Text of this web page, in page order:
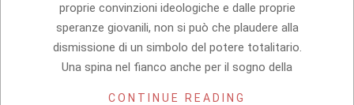
proprie convinzioni ideologiche e dalle proprie
speranze giovanili, non si può che plaudere alla
dismissione di un simbolo del potere totalitario.
Una spina nel fianco anche per il sogno della
CONTINUE READING